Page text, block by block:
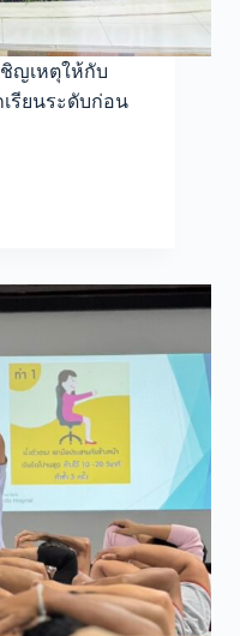
ญเหตุให้กับ
รียนระดับก่อน